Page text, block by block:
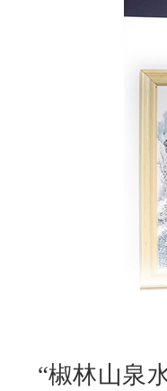
“椒林山泉